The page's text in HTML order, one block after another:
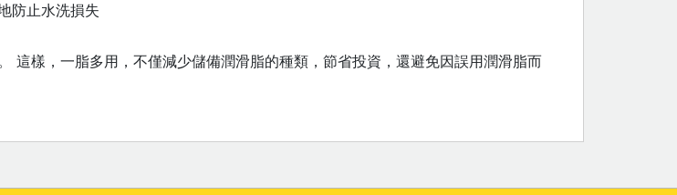
防止水洗損失
這樣，一脂多用，不僅減少儲備潤滑脂的種類，節省投資，還避免因誤用潤滑脂而